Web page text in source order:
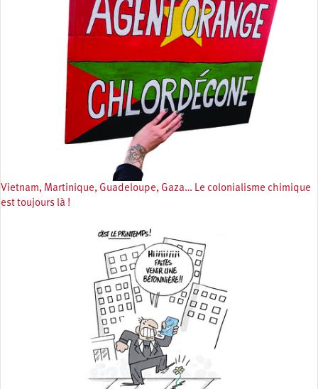
Vietnam, Martinique, Guadeloupe, Gaza… Le colonialisme chimique
est toujours là !